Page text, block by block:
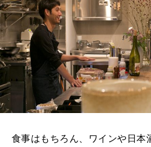
2026年9月号「北海道 おいしく
2026年8月号『お茶の
2026年7月号「鎌倉 ローカルが 教
2026年6月号「大銀座 トレンドが
2026年5月号「“大好き”に
MAGAZINE
食事はもちろん、ワインや日本